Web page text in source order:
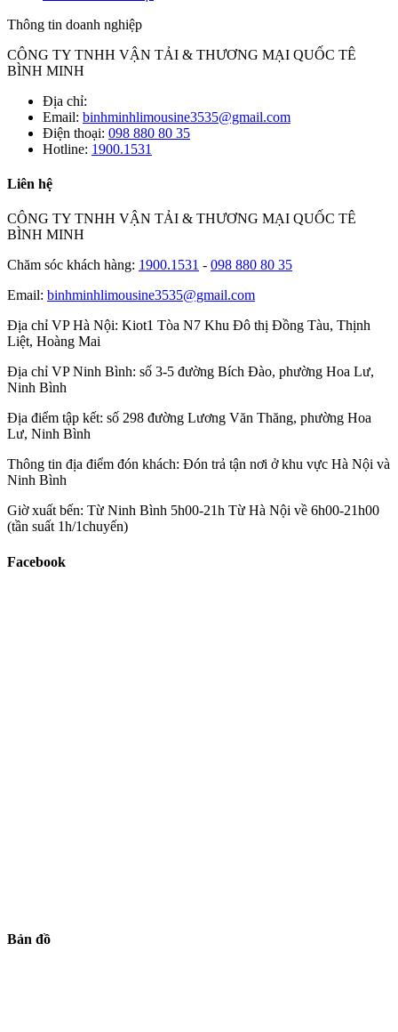
Thông tin doanh nghiệp
CÔNG TY TNHH VẬN TẢI & THƯƠNG MẠI QUỐC TÊ
BÌNH MINH
Địa chỉ:
Email: binhminhlimousine3535@gmail.com
Điện thoại: 098 880 80 35
Hotline: 1900.1531
Liên hệ
CÔNG TY TNHH VẬN TẢI & THƯƠNG MẠI QUỐC TÊ
BÌNH MINH
Chăm sóc khách hàng: 1900.1531 - 098 880 80 35
Email: binhminhlimousine3535@gmail.com
Địa chỉ VP Hà Nội: Kiot1 Tòa N7 Khu Đô thị Đồng Tàu, Thịnh
Liệt, Hoàng Mai
Địa chỉ VP Ninh Bình: số 3-5 đường Bích Đào, phường Hoa Lư,
Ninh Bình
Địa điểm tập kết: số 298 đường Lương Văn Thăng, phường Hoa
Lư, Ninh Bình
Thông tin địa điểm đón khách: Đón trả tận nơi ở khu vực Hà Nội và
Ninh Bình
Giờ xuất bến: Từ Ninh Bình 5h00-21h Từ Hà Nội về 6h00-21h00
(tần suất 1h/1chuyến)
Facebook
Bản đồ